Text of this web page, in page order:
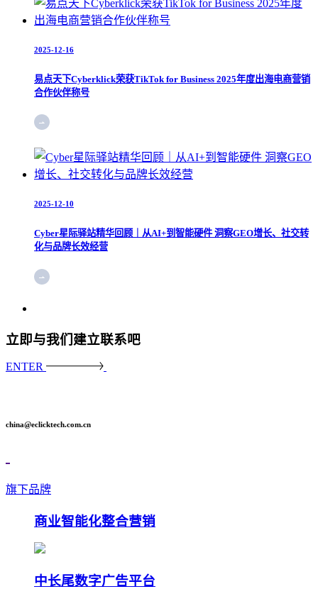
2025-12-16
易点天下Cyberklick荣获TikTok for Business 2025年度出海电商营销
合作伙伴称号
2025-12-10
Cyber星际驿站精华回顾｜从AI+到智能硬件 洞察GEO增长、社交转
化与品牌长效经营
立即与我们建立联系吧
ENTER
china@eclicktech.com.cn
旗下品牌
商业智能化整合营销
中长尾数字广告平台